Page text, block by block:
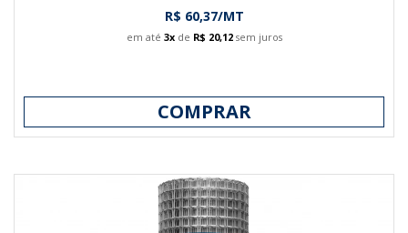
R$ 60,37/MT
em até 3xde R$ 20,12sem juros
COMPRAR